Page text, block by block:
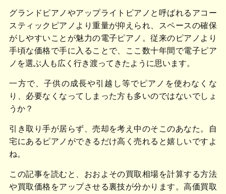
グランドピアノやアップライトピアノと呼ばれるアコー
スティックピアノより重量が抑えられ、スペースの確保
がしやすいことが魅力の電子ピアノ。従来のピアノより
手頃な価格で手に入ることで、ここ数十年間で電子ピア
ノを選ぶ人も広く行き渡ってきたように思います。
一方で、子供の成長や引越し等でピアノを使わなくな
り、必要なくなってしまった方も多いのではないでしょ
うか？
引き取り手が居らず、売却を考え中のそこのあなた。自
宅にあるピアノができるだけ高く売れると嬉しいですよ
ね。
この記事を読むと、おおよその買取相場を計算する方法
や買取価格をアップさせる裏技が分かります。高価買取